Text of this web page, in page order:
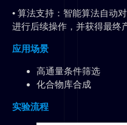
• 算法支持：智能算法自动
进行后续操作，并获得最终
应用场景
高通量条件筛选
化合物库合成
实验流程